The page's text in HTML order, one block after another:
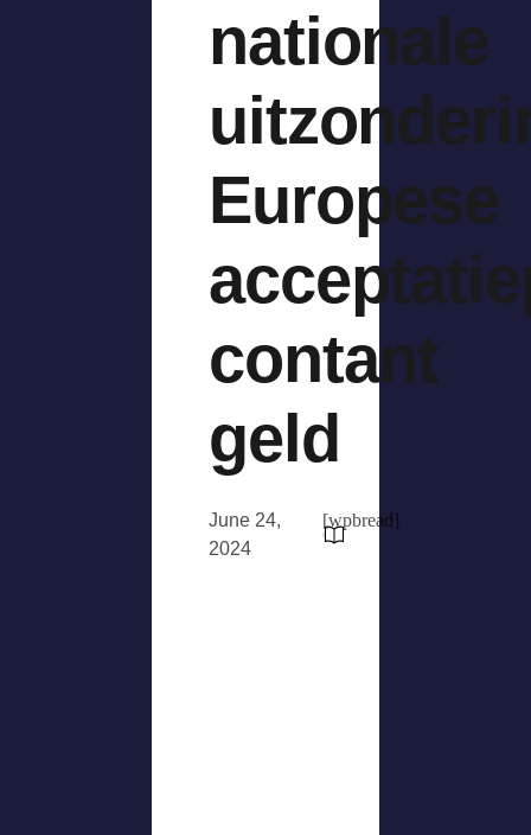
nationale
Europese
contant
geld
June 24,
2024
[wpbread]